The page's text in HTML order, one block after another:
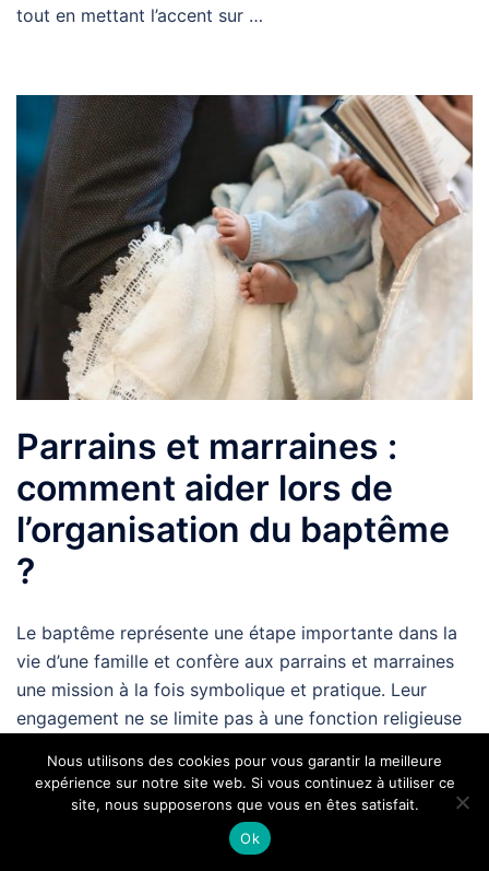
tout en mettant l’accent sur …
Parrains et marraines :
comment aider lors de
l’organisation du baptême
?
Le baptême représente une étape importante dans la
vie d’une famille et confère aux parrains et marraines
une mission à la fois symbolique et pratique. Leur
engagement ne se limite pas à une fonction religieuse
Nous utilisons des cookies pour vous garantir la meilleure
expérience sur notre site web. Si vous continuez à utiliser ce
site, nous supposerons que vous en êtes satisfait.
Ok